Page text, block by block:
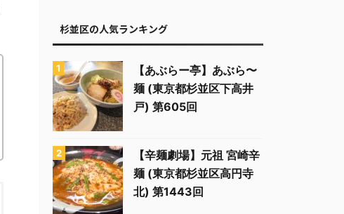
杉並区の人気ランキング
【あぶらー亭】あぶら〜
麺 (東京都杉並区下高井
戸) 第605回
【辛麺劇場】元祖 宮崎辛
麺 (東京都杉並区高円寺
北) 第1443回